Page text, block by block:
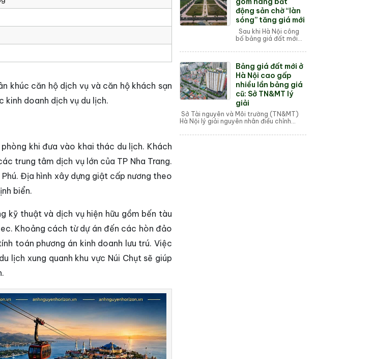
khúc căn hộ dịch vụ và căn hộ khách sạn
kinh doanh dịch vụ du lịch.
khi đưa vào khai thác du lịch. Khách
trung tâm dịch vụ lớn của TP Nha Trang.
Địa hình xây dựng giật cấp nương theo
biển.
kỹ thuật và dịch vụ hiện hữu gồm bến tàu
Khoảng cách từ dự án đến các hòn đảo
toán phương án kinh doanh lưu trú. Việc
xung quanh khu vực Núi Chụt sẽ giúp
tăng giá b...
động sản chờ “làn
sóng” tăng giá mới
Sau khi Hà Nội công
bố bảng giá đất mới
nhiều nhà đầu tư đã
gom đất nền đang
chững lại để chờ “là...
Bảng giá đất mới ở
Hà Nội cao gấp
nhiều lần bảng giá
cũ: Sở TN&MT lý
giải
Sở Tài nguyên và Môi trường (TN&MT)
Hà Nội lý giải nguyên nhân điều chỉnh
bảng giá đất cũ. Th...